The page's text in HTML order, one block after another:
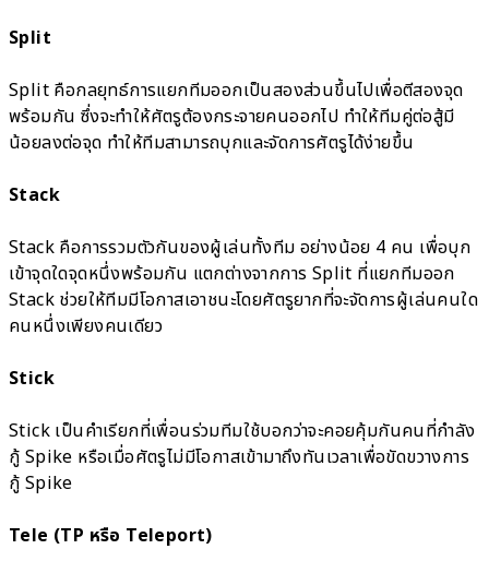
Split
Split คือกลยุทธ์การแยกทีมออกเป็นสองส่วนขึ้นไปเพื่อตีสองจุด
พร้อมกัน ซึ่งจะทำให้ศัตรูต้องกระจายคนออกไป ทำให้ทีมคู่ต่อสู้มี
น้อยลงต่อจุด ทำให้ทีมสามารถบุกและจัดการศัตรูได้ง่ายขึ้น
Stack
Stack คือการรวมตัวกันของผู้เล่นทั้งทีม อย่างน้อย 4 คน เพื่อบุก
เข้าจุดใดจุดหนึ่งพร้อมกัน แตกต่างจากการ Split ที่แยกทีมออก
Stack ช่วยให้ทีมมีโอกาสเอาชนะโดยศัตรูยากที่จะจัดการผู้เล่นคนใด
คนหนึ่งเพียงคนเดียว
Stick
Stick เป็นคำเรียกที่เพื่อนร่วมทีมใช้บอกว่าจะคอยคุ้มกันคนที่กำลัง
กู้ Spike หรือเมื่อศัตรูไม่มีโอกาสเข้ามาถึงทันเวลาเพื่อขัดขวางการ
กู้ Spike
Tele (TP หรือ Teleport)